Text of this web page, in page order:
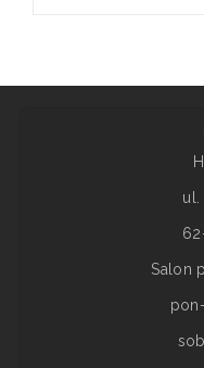
instalacyjne
ul.
Salon